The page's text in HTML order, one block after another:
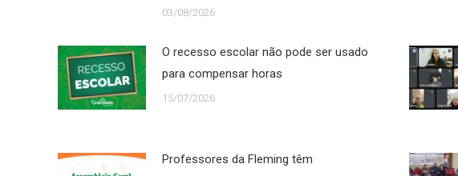
03/08/2026
O recesso escolar não pode ser usado
para compensar horas
15/07/2026
Professores da Fleming têm